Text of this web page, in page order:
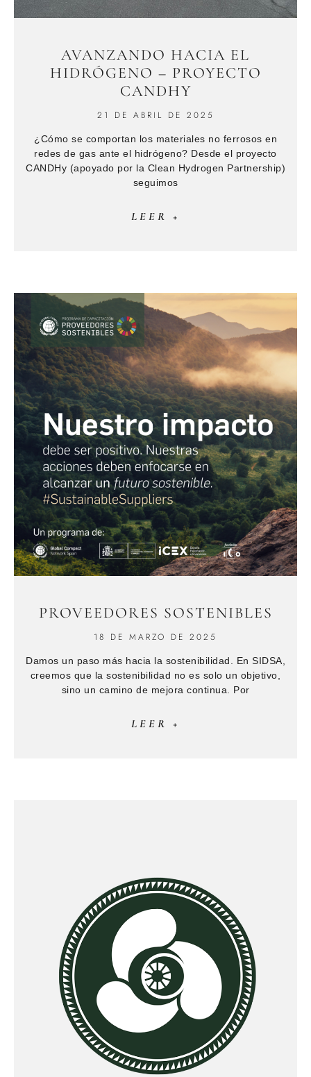
AVANZANDO HACIA EL
HIDRÓGENO – PROYECTO
CANDHY
21 DE ABRIL DE 2025
¿Cómo se comportan los materiales no ferrosos en
redes de gas ante el hidrógeno? Desde el proyecto
CANDHy (apoyado por la Clean Hydrogen Partnership)
seguimos
LEER +
PROVEEDORES SOSTENIBLES
18 DE MARZO DE 2025
Damos un paso más hacia la sostenibilidad. En SIDSA,
creemos que la sostenibilidad no es solo un objetivo,
sino un camino de mejora continua. Por
LEER +